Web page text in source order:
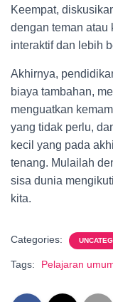
Keempat,
dengan teman atau
interaktif dan lebih
Akhirnya,
biaya tambahan,
menguatkan
yang tidak perlu,
kecil yang pada
tenang. Mulailah
sisa dunia
kita.
Categories:
Tags: Pelajaran